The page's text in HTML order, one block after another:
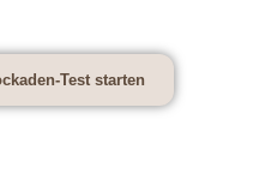
Test starten